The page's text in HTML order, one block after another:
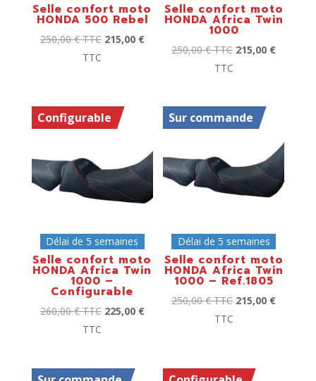
Selle confort moto
HONDA 500 Rebel
250,00€ TTC 215,00 €
TTC
Selle confort moto
HONDA Africa Twin
1000
250,00€ TTC 215,00 €
TTC
Configurable
Délai de 5 semaines
Selle confort moto
HONDA Africa Twin
1000 –
Configurable
260,00€ TTC 225,00 €
TTC
Sur commande
Délai de 5 semaines
Selle confort moto
HONDA Africa Twin
1000 – Ref.1805
250,00€ TTC 215,00 €
TTC